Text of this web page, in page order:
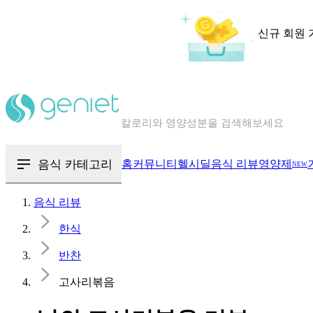
신규 회원
혈당 · 다이어트 음식 검색해보세요
음식 카테고리 홈커뮤니티 헬시딜음식 리뷰영양제 NEW
음식 리뷰
한식
반찬
고사리볶음